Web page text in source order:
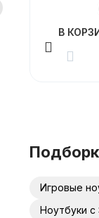
В
Игровые
Ноутбуки с